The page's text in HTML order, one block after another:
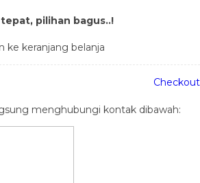
pilihan bagus..!
ke keranjang belanja
Checkout
menghubungi kontak dibawah: